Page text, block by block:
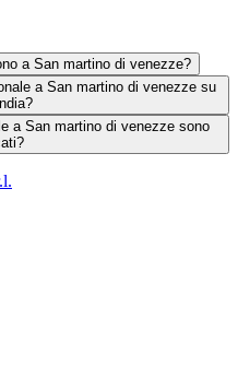
a San martino di venezze?
a San martino di venezze su
a San martino di venezze sono